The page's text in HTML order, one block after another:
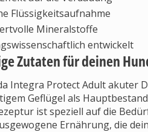
Flüssigkeitsaufnahme
Mineralstoffe
entwickelt
Zutaten für deinen
Integra Protect Adult akuter
Geflügel als
ist speziell auf die
Ernährung, die